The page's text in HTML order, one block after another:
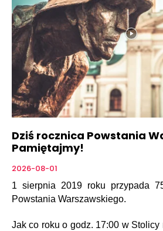
Dziś rocznica Powstania
Pamiętajmy!
2026-08-01
1 sierpnia 2019 roku przypada
Powstania Warszawskiego.
Jak co roku o godz. 17:00 w Stolicy